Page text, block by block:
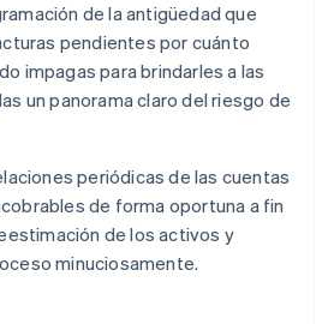
de la antigüedad que
pendientes por cuánto
impagas para brindarles a las
un panorama claro del riesgo de
periódicas de las cuentas
de forma oportuna a fin
de los activos y
minuciosamente.